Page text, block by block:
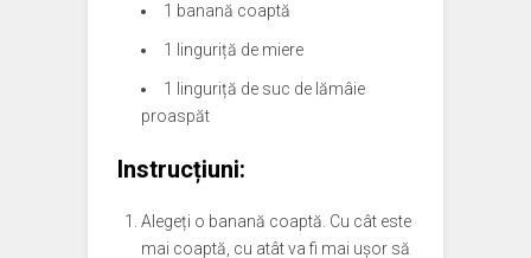
1 banană coaptă
1 linguriță de miere
1 linguriță de suc de lămâie
proaspăt
Instrucțiuni:
Alegeți o banană coaptă. Cu cât este
mai coaptă, cu atât va fi mai ușor să